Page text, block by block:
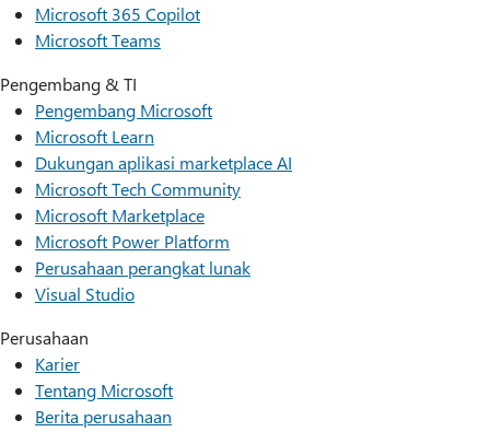
Microsoft 365 Copilot
Microsoft Teams
Pengembang & TI
Pengembang Microsoft
Microsoft Learn
Dukungan aplikasi marketplace AI
Microsoft Tech Community
Microsoft Marketplace
Microsoft Power Platform
Perusahaan perangkat lunak
Visual Studio
Perusahaan
Karier
Tentang Microsoft
Berita perusahaan